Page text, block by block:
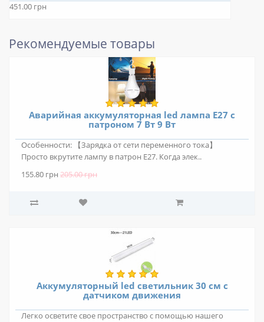
451.00 грн
Рекомендуемые товары
Аварийная аккумуляторная led лампа Е27 с
патроном 7 Вт 9 Вт
Особенности: 【Зарядка от сети переменного тока】
Просто вкрутите лампу в патрон Е27. Когда элек..
155.80 грн 205.00 грн
Аккумуляторный led светильник 30 см с
датчиком движения
Легко осветите свое пространство с помощью нашего